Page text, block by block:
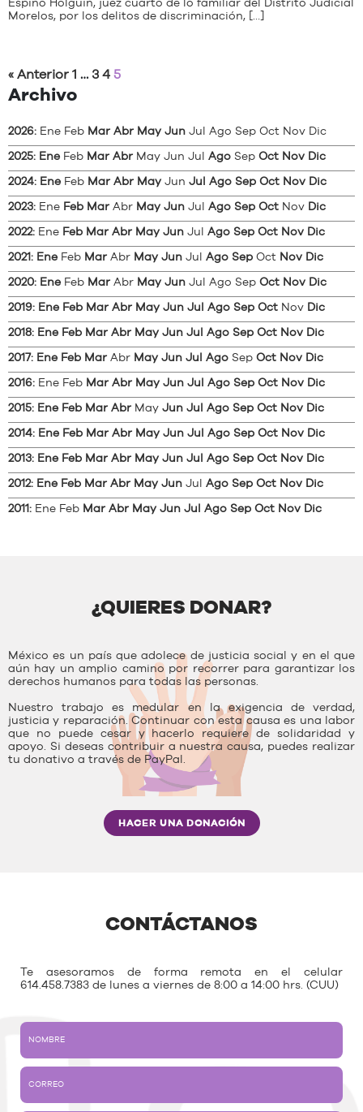
Espino Holguín, juez cuarto de lo familiar del Distrito Judicial
Morelos, por los delitos de discriminación, […]
« Anterior 1 … 3 4 5
Archivo
2026: Ene Feb Mar Abr May Jun Jul Ago Sep Oct Nov Dic
2025: Ene Feb Mar Abr May Jun Jul Ago Sep Oct Nov Dic
2024: Ene Feb Mar Abr May Jun Jul Ago Sep Oct Nov Dic
2023: Ene Feb Mar Abr May Jun Jul Ago Sep Oct Nov Dic
2022: Ene Feb Mar Abr May Jun Jul Ago Sep Oct Nov Dic
2021: Ene Feb Mar Abr May Jun Jul Ago Sep Oct Nov Dic
2020: Ene Feb Mar Abr May Jun Jul Ago Sep Oct Nov Dic
2019: Ene Feb Mar Abr May Jun Jul Ago Sep Oct Nov Dic
2018: Ene Feb Mar Abr May Jun Jul Ago Sep Oct Nov Dic
2017: Ene Feb Mar Abr May Jun Jul Ago Sep Oct Nov Dic
2016: Ene Feb Mar Abr May Jun Jul Ago Sep Oct Nov Dic
2015: Ene Feb Mar Abr May Jun Jul Ago Sep Oct Nov Dic
2014: Ene Feb Mar Abr May Jun Jul Ago Sep Oct Nov Dic
2013: Ene Feb Mar Abr May Jun Jul Ago Sep Oct Nov Dic
2012: Ene Feb Mar Abr May Jun Jul Ago Sep Oct Nov Dic
2011: Ene Feb Mar Abr May Jun Jul Ago Sep Oct Nov Dic
¿QUIERES DONAR?
México es un país que adolece de justicia social y en el que
aún hay un amplio camino por recorrer para garantizar los
derechos humanos para todas las personas.
Nuestro trabajo es medular en la exigencia de verdad,
justicia y reparación. Continuar con esta causa es una labor
que no puede cesar y hacerlo requiere de solidaridad y
apoyo. Si deseas contribuir a nuestra causa, puedes realizar
tu donativo a través de PayPal.
HACER UNA DONACIÓN
CONTÁCTANOS
Te asesoramos de forma remota en el celular
614.458.7383 de lunes a viernes de 8:00 a 14:00 hrs. (CUU)